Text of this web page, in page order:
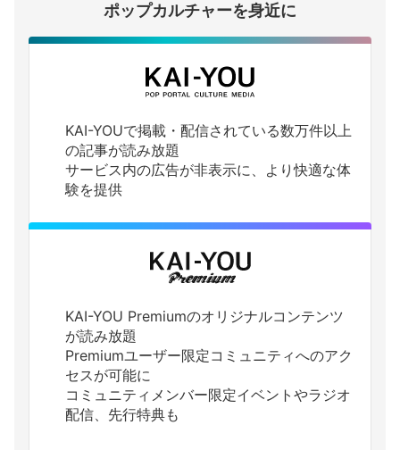
ポップカルチャーを身近に
KAI-YOUで掲載・配信されている数万件以上
の記事が読み放題
サービス内の広告が非表示に、より快適な体
験を提供
KAI-YOU Premiumのオリジナルコンテンツ
が読み放題
Premiumユーザー限定コミュニティへのアク
セスが可能に
コミュニティメンバー限定イベントやラジオ
配信、先行特典も